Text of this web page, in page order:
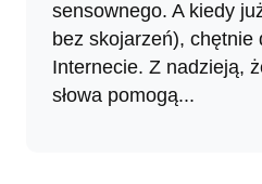
sensownego. A kiedy
bez skojarzeń), chętnie
Internecie. Z nadzieją,
słowa pomogą...